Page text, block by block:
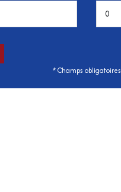
* Champs obligatoires